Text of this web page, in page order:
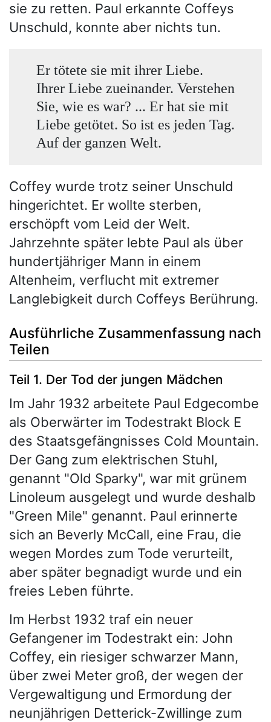
sie zu retten. Paul erkannte Coffeys
Unschuld, konnte aber nichts tun.
Er tötete sie mit ihrer Liebe.
Ihrer Liebe zueinander. Verstehen
Sie, wie es war? ... Er hat sie mit
Liebe getötet. So ist es jeden Tag.
Auf der ganzen Welt.
Coffey wurde trotz seiner Unschuld
hingerichtet. Er wollte sterben,
erschöpft vom Leid der Welt.
Jahrzehnte später lebte Paul als über
hundertjähriger Mann in einem
Altenheim, verflucht mit extremer
Langlebigkeit durch Coffeys Berührung.
Ausführliche Zusammenfassung nach
Teilen
Teil 1. Der Tod der jungen Mädchen
Im Jahr 1932 arbeitete Paul Edgecombe
als Oberwärter im Todestrakt Block E
des Staatsgefängnisses Cold Mountain.
Der Gang zum elektrischen Stuhl,
genannt "Old Sparky", war mit grünem
Linoleum ausgelegt und wurde deshalb
"Green Mile" genannt. Paul erinnerte
sich an Beverly McCall, eine Frau, die
wegen Mordes zum Tode verurteilt,
aber später begnadigt wurde und ein
freies Leben führte.
Im Herbst 1932 traf ein neuer
Gefangener im Todestrakt ein: John
Coffey, ein riesiger schwarzer Mann,
über zwei Meter groß, der wegen der
Vergewaltigung und Ermordung der
neunjährigen Detterick-Zwillinge zum